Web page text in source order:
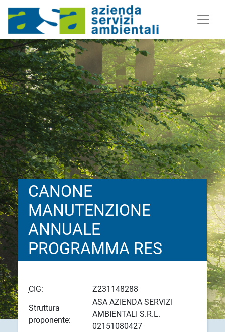
CANONE
MANUTENZIONE
ANNUALE
PROGRAMMA RES
CIG:
Z231148288
Struttura
proponente:
ASA AZIENDA SERVIZI
AMBIENTALI S.R.L.
02151080427